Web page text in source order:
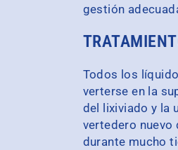
gestión
Todos los
verterse en la
del lixiviado y la
vertedero nuevo
durante mucho